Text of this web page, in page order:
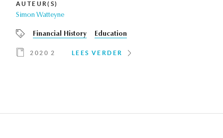
AUTEUR(S)
Simon Watteyne
Financial History Education
2020 2 LEES VERDER